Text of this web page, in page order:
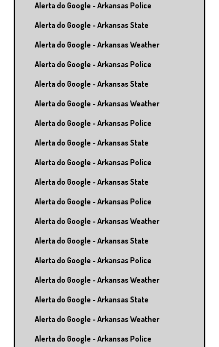
Alerta do Google - Arkansas Police
Alerta do Google - Arkansas State
Alerta do Google - Arkansas Weather
Alerta do Google - Arkansas Police
Alerta do Google - Arkansas State
Alerta do Google - Arkansas Weather
Alerta do Google - Arkansas Police
Alerta do Google - Arkansas State
Alerta do Google - Arkansas Police
Alerta do Google - Arkansas State
Alerta do Google - Arkansas Police
Alerta do Google - Arkansas Weather
Alerta do Google - Arkansas State
Alerta do Google - Arkansas Police
Alerta do Google - Arkansas Weather
Alerta do Google - Arkansas State
Alerta do Google - Arkansas Weather
Alerta do Google - Arkansas Police